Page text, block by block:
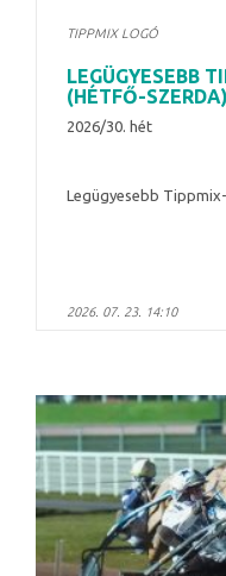
TIPPMIX LOGÓ
LEGÜGYESEBB
(HÉTFŐ-
2026/30. hét
Legügyesebb
2026. 07. 23. 14:10